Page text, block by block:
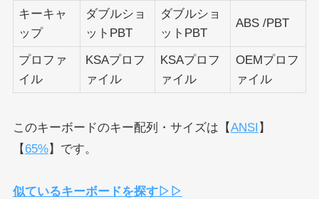
キーキャ
ップ
ダブルショ
ットPBT
ダブルショ
ットPBT
ABS /PBT
プロファ
イル
KSAプロフ
ァイル
KSAプロフ
ァイル
OEMプロフ
ァイル
このキーボードのキー配列・サイズは【ANSI 】
【 65%】です。
似ているキーボードを探す▷▷